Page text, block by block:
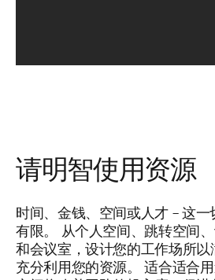
请明智使用资源
时间、金钱、空间或人才 – 这
有限。 从个人空间、跳转空间
和会议室，设计您的工作场所以
充分利用您的资源。 适合适合